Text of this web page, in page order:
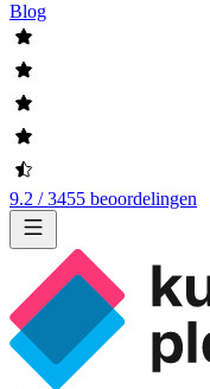
Blog
9.2 / 3455 beoordelingen